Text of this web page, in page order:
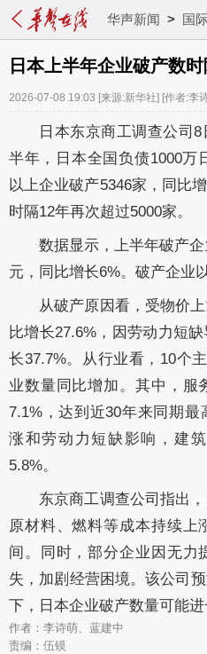
华声新闻 > 国
日本上半年企业破产数
2026-07-08 19:03 [来源:新华社] [作者:李
日本东京商工调查公司
半年，日本全国负债1000万
以上企业破产5346家，同比
时隔12年再次超过5000家。
数据显示，上半年破产
元，同比增长6%。破产企业
从破产原因看，受物价
比增长27.6%，因劳动力短
长37.7%。从行业看，10个
业数量同比增加。其中，服
7.1%，达到近30年来同期
涨和劳动力短缺影响，建
5.8%。
东京商工调查公司指出
原材料、燃料等成本持续上
间。同时，部分企业因无力
失，加剧经营困境。该公司
下，日本企业破产数量可能进
作者：李诗萌、蓝建中
责编：伍镆